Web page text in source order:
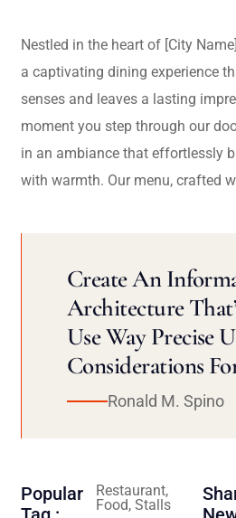
Nestled in the heart of [City
a captivating dining experience
senses and leaves a lasting
moment you step through our
in an ambiance that effortlessly
with warmth. Our menu, crafted
Create An
Architecture
Use Way Precise
Considerations
Ronald M. Spino
Popular
Restaurant,
Food, Stalls